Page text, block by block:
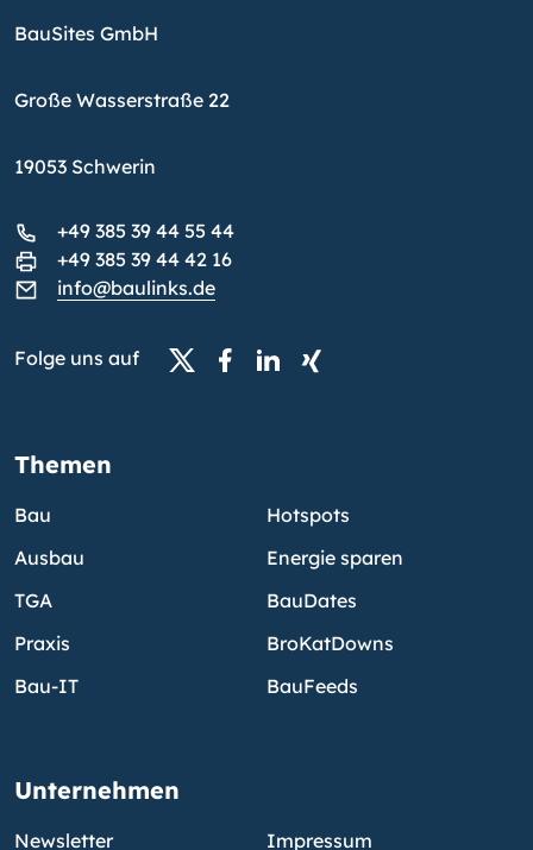
BauSites GmbH
Große Wasserstraße 22
19053 Schwerin
+49 385 39 44 55 44
+49 385 39 44 42 16
info@baulinks.de
Folge uns auf
Themen
Bau
Ausbau
TGA
Praxis
Bau-IT
Hotspots
Energie sparen
BauDates
BroKatDowns
BauFeeds
Unternehmen
Newsletter Impressum